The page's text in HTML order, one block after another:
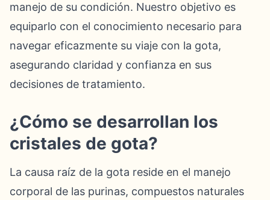
manejo de su condición. Nuestro objetivo es
equiparlo con el conocimiento necesario para
navegar eficazmente su viaje con la gota,
asegurando claridad y confianza en sus
decisiones de tratamiento.
¿Cómo se desarrollan los
cristales de gota?
La causa raíz de la gota reside en el manejo
corporal de las purinas, compuestos naturales